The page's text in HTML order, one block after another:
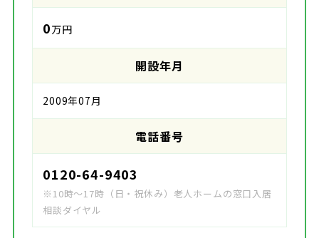
0万円
開設年月
2009年07月
電話番号
0120-64-9403
※10時～17時（日・祝休み）老人ホームの窓口入居
相談ダイヤル